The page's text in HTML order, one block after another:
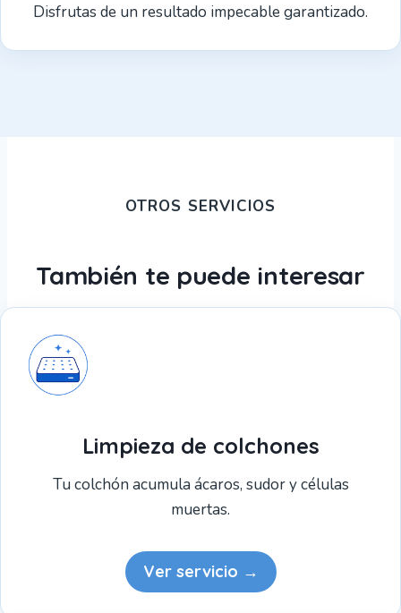
Disfrutas de un resultado impecable garantizado.
OTROS SERVICIOS
También te puede interesar
Limpieza de colchones
Tu colchón acumula ácaros, sudor y células
muertas.
Ver servicio →